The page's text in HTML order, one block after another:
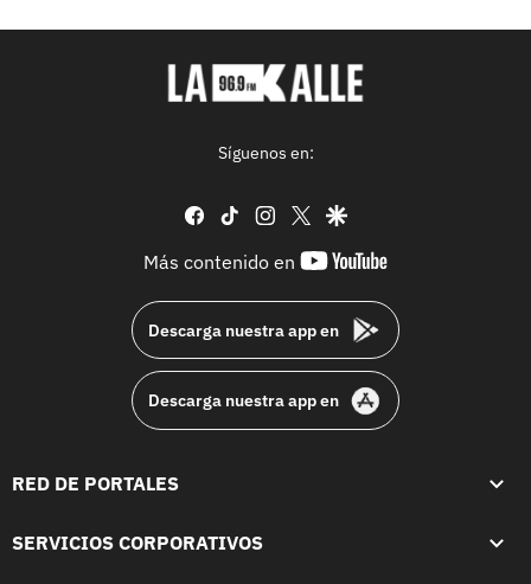
Síguenos en:
facebook
tiktok instagram
twittergoogle
Más contenido en
youtube-
Descarga nuestra app en
Descarga nuestra app en
RED DE PORTALES
SERVICIOS CORPORATIVOS